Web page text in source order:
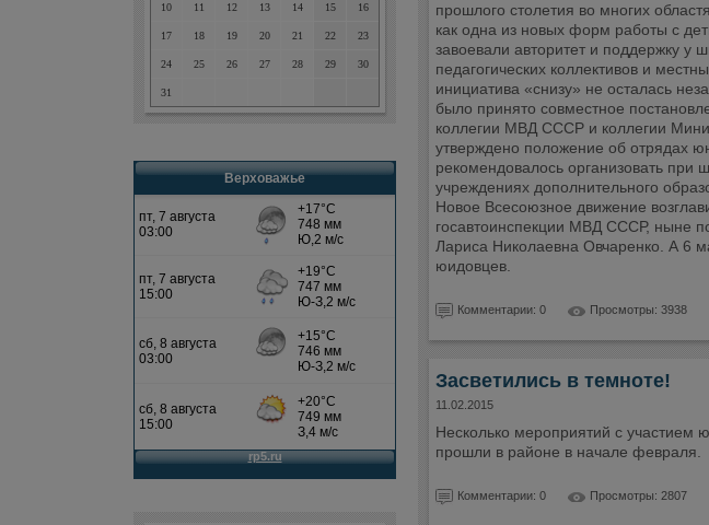
10 11 12 13 14 15 16
17 18 19 20 21 22 23
24 25 26 27 28 29 30
31
Верховажье
прошлого столетия во многих
как одна из новых форм работы с
завоевали авторитет и поддержку у
педагогических коллективов и
инициатива «снизу» не осталась
было принято совместное
коллегии МВД СССР и коллегии
утверждено положение об отрядах
рекомендовалось организовать при
учреждениях дополнительного
Новое Всесоюзное движение
госавтоинспекции МВД СССР, ныне
Лариса Николаевна Овчаренко. А 6
юидовцев.
Комментарии: 0 Просмотры: 3938
Засветились в темноте!
11.02.2015
Несколько мероприятий с участием
прошли в районе в начале февраля.
Комментарии: 0 Просмотры: 2807